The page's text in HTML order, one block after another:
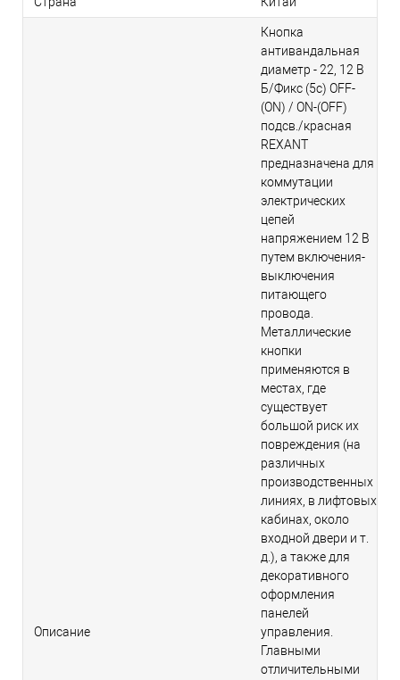
Описание
Кнопка
антивандальная
диаметр - 22, 12 В
Б/Фикс (5с) OFF-
(ON) / ON-(OFF)
подсв./красная
REXANT
предназначена для
коммутации
электрических
цепей
напряжением 12 В
путем включения-
выключения
питающего
провода.
Металлические
кнопки
применяются в
местах, где
существует
большой риск их
повреждения (на
различных
производственных
линиях, в лифтовых
кабинах, около
входной двери и т.
д.), а также для
декоративного
оформления
панелей
управления.
Главными
отличительными